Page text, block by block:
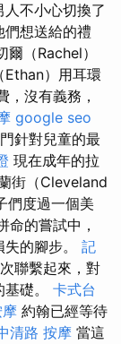
不小心切換了
想送給的禮
爾（Rachel）
Ethan）用耳環
，沒有義務，
google seo
針對兒童的最
現在成年的拉
街（Cleveland
們度過一個美
命的嘗試中，
的腳步。 記
聯繫起來，對
礎。 卡式台
約翰已經等待
清路 按摩 當這